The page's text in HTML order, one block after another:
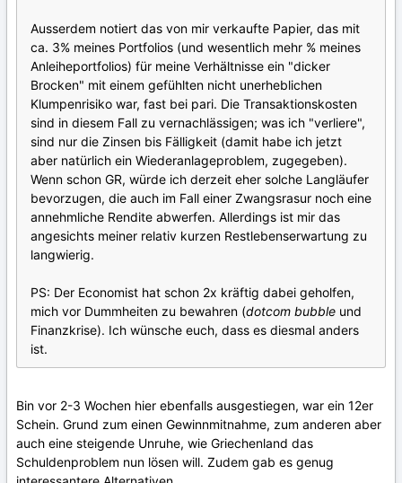
Ausserdem notiert das von mir verkaufte Papier, das mit
ca. 3% meines Portfolios (und wesentlich mehr % meines
Anleiheportfolios) für meine Verhältnisse ein "dicker
Brocken" mit einem gefühlten nicht unerheblichen
Klumpenrisiko war, fast bei pari. Die Transaktionskosten
sind in diesem Fall zu vernachlässigen; was ich "verliere",
sind nur die Zinsen bis Fälligkeit (damit habe ich jetzt
aber natürlich ein Wiederanlageproblem, zugegeben).
Wenn schon GR, würde ich derzeit eher solche Langläufer
bevorzugen, die auch im Fall einer Zwangsrasur noch eine
annehmliche Rendite abwerfen. Allerdings ist mir das
angesichts meiner relativ kurzen Restlebenserwartung zu
langwierig.
PS: Der Economist hat schon 2x kräftig dabei geholfen,
mich vor Dummheiten zu bewahren (dotcom bubble und
Finanzkrise). Ich wünsche euch, dass es diesmal anders
ist.
Bin vor 2-3 Wochen hier ebenfalls ausgestiegen, war ein 12er
Schein. Grund zum einen Gewinnmitnahme, zum anderen aber
auch eine steigende Unruhe, wie Griechenland das
Schuldenproblem nun lösen will. Zudem gab es genug